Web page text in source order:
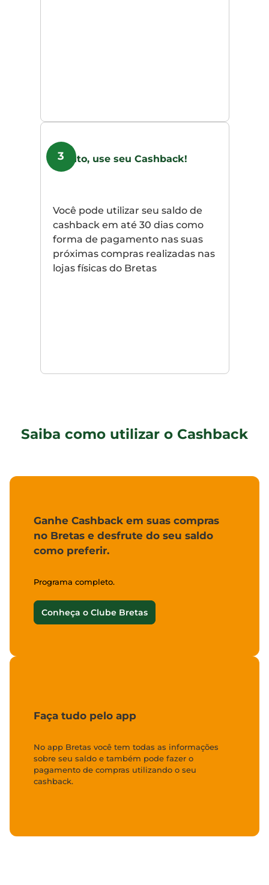
3
Pronto, use seu Cashback!
Você pode utilizar seu saldo de
cashback em até 30 dias como
forma de pagamento nas suas
próximas compras realizadas nas
lojas físicas do Bretas
Saiba como utilizar o Cashback
Ganhe Cashback em suas compras
no Bretas e desfrute do seu saldo
como preferir.
Programa completo.
Conheça o Clube Bretas
Faça tudo pelo app
No app Bretas você tem todas as informações
sobre seu saldo e também pode fazer o
pagamento de compras utilizando o seu
cashback.